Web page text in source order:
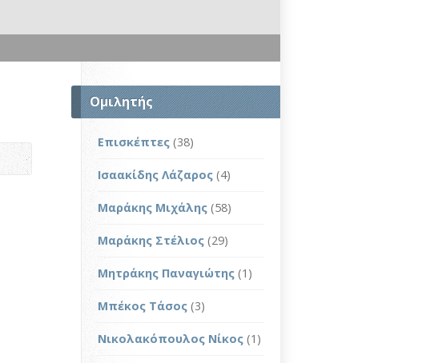
Ομιλητής
Επισκέπτες (38)
Ισαακίδης Λάζαρος (4)
Μαράκης Μιχάλης (58)
Μαράκης Στέλιος (29)
Μητράκης Παναγιώτης (1)
Μπέκος Τάσος (3)
Νικολακόπουλος Νίκος (1)